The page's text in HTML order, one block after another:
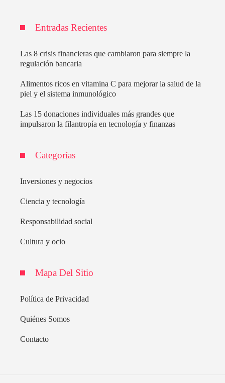
Entradas Recientes
Las 8 crisis financieras que cambiaron para siempre la
regulación bancaria
Alimentos ricos en vitamina C para mejorar la salud de la
piel y el sistema inmunológico
Las 15 donaciones individuales más grandes que
impulsaron la filantropía en tecnología y finanzas
Categorías
Inversiones y negocios
Ciencia y tecnología
Responsabilidad social
Cultura y ocio
Mapa Del Sitio
Política de Privacidad
Quiénes Somos
Contacto